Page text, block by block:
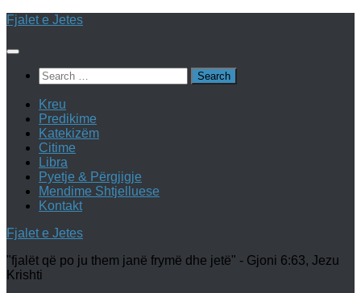
Skip
content
Fjalet e Jetes
Search
for:
Kreu
Predikime
Katekizëm
Citime
Libra
Pyetje & Përgjigje
Mendime Shtjelluese
Kontakt
Fjalet e Jetes
"fjalët që po ju them janë frymë dhe jetë" - Gjoni 6:63, Jezu
Krishti